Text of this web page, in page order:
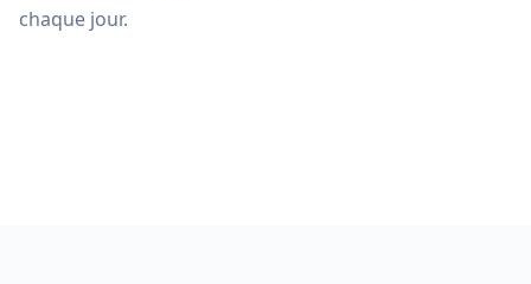
chaque jour.